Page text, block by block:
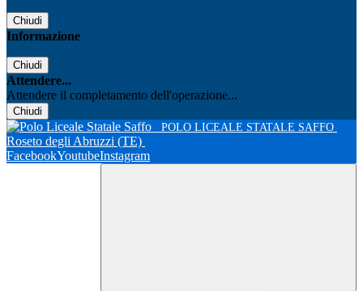
Chiudi
Informazione
Chiudi
Attendere...
Attendere il completamento dell'operazione...
Chiudi
POLO LICEALE STATALE SAFFO
Roseto degli Abruzzi (TE)
FacebookYoutubeInstagram